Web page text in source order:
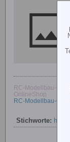
RC-Modellbau-
OnlineShop
RC-Modellbau-
Stichworte: hk-500